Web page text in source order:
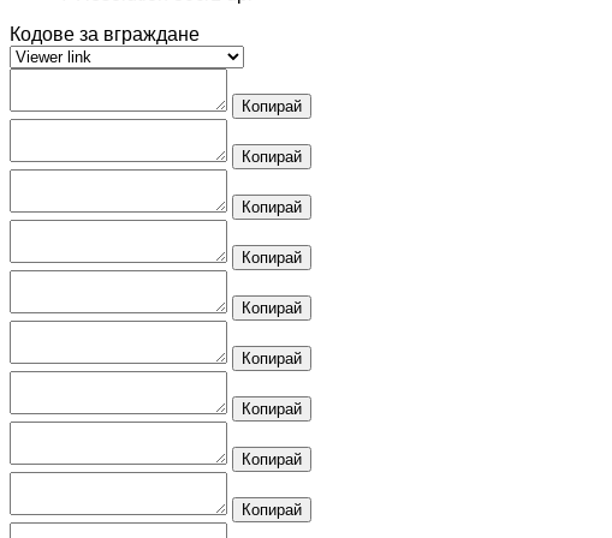
Кодове за вграждане
Копирай
Копирай
Копирай
Копирай
Копирай
Копирай
Копирай
Копирай
Копирай